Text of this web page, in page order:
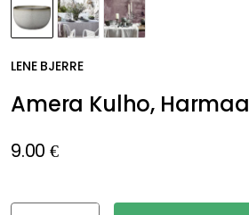
LENE BJERRE
Amera Kulho, Harmaa
9.00 €